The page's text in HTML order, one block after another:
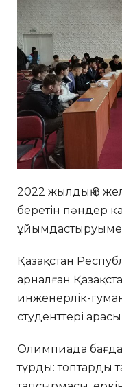
2022 жылдың 8
беретін пәндер
Қазақстан
арналған
инженерлік-
студенттері
Олимпиада
тұрды: топтарды